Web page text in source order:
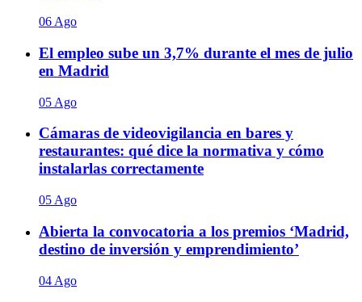
06 Ago
El empleo sube un 3,7% durante el mes de julio
en Madrid
05 Ago
Cámaras de videovigilancia en bares y
restaurantes: qué dice la normativa y cómo
instalarlas correctamente
05 Ago
Abierta la convocatoria a los premios ‘Madrid,
destino de inversión y emprendimiento’
04 Ago